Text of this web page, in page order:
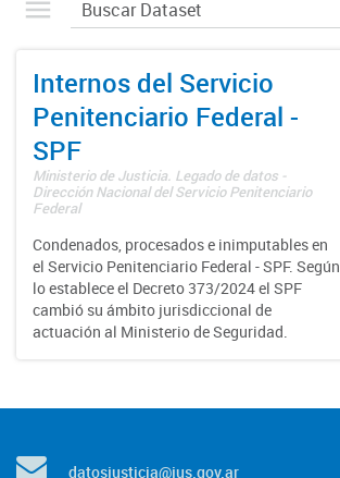
Internos del Servicio
Penitenciario Federal -
SPF
Ministerio de Justicia. Legado de datos -
Dirección Nacional del Servicio Penitenciario
Federal
Condenados, procesados e inimputables en
el Servicio Penitenciario Federal - SPF. Según
lo establece el Decreto 373/2024 el SPF
cambió su ámbito jurisdiccional de
actuación al Ministerio de Seguridad.
datosjusticia@jus.gov.ar